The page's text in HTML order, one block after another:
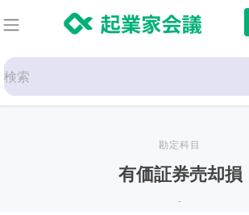
ン
テ
ン
Search
for:
勘定科目
有価証券売却損
-